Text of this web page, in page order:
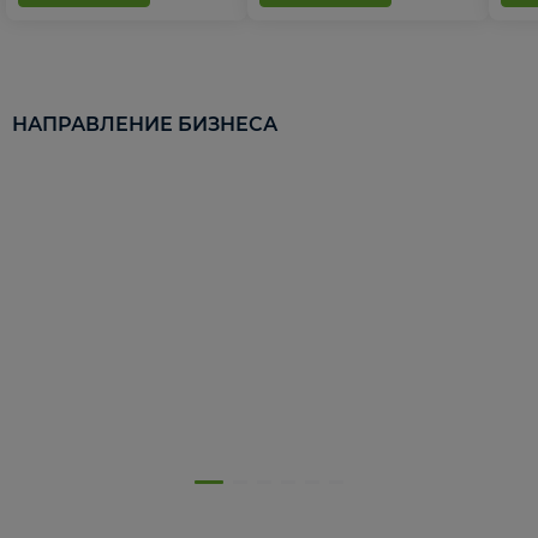
НАПРАВЛЕНИЕ БИЗНЕСА